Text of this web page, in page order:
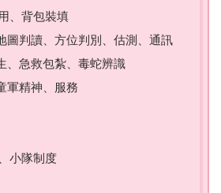
、背包裝填
圖判讀、方位判別、估測、通訊
、急救包紮、毒蛇辨識
軍精神、服務
小隊制度